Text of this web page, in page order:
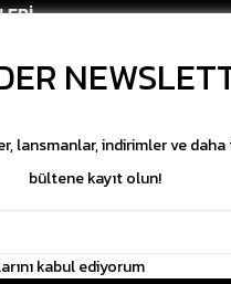
lansmanlar, indirimler ve daha
bültene kayıt olun!
kabul ediyorum